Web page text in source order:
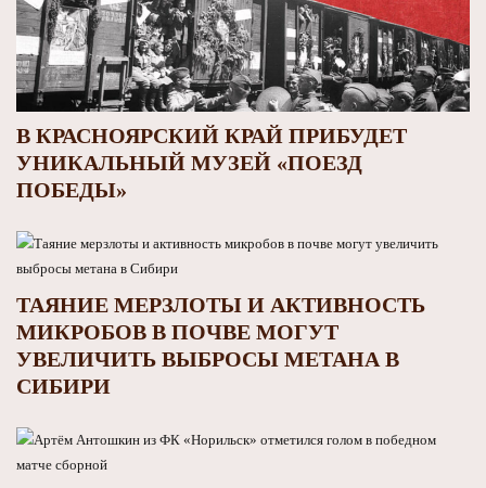
В КРАСНОЯРСКИЙ КРАЙ ПРИБУДЕТ
УНИКАЛЬНЫЙ МУЗЕЙ «ПОЕЗД
ПОБЕДЫ»
ТАЯНИЕ МЕРЗЛОТЫ И АКТИВНОСТЬ
МИКРОБОВ В ПОЧВЕ МОГУТ
УВЕЛИЧИТЬ ВЫБРОСЫ МЕТАНА В
СИБИРИ